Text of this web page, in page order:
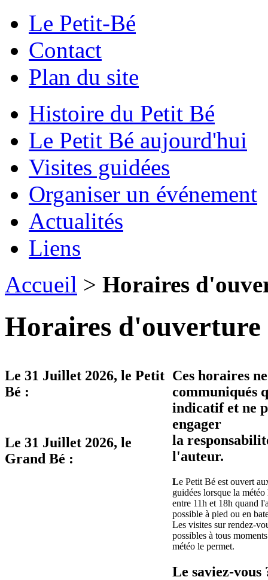
Le Petit-Bé
Contact
Plan du site
Histoire du Petit Bé
Le Petit Bé aujourd'hui
Visites guidées
Organiser un événement
Actualités
Liens
Accueil > Horaires
Horaires d'ouverture
Le 31 Juillet 2026, le Petit
Bé :
Le 31 Juillet 2026, le
Grand Bé :
Ces horaires
communiqués
indicatif et ne
engager
la
l'auteur.
Le Petit Bé est ouvert
guidées lorsque la météo
entre 11h et 18h quand
possible à pied ou en
Les visites sur rendez-
possibles à tous
météo le permet.
Le saviez-vous